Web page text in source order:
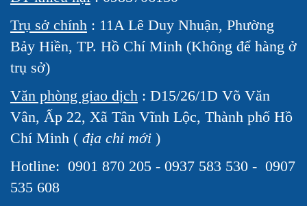
Trụ sở chính : 11A Lê Duy Nhuận, Phường
Bảy Hiền, TP. Hồ Chí Minh (Không để hàng ở
trụ sở)
Văn phòng giao dịch : D15/26/1D Võ Văn
Vân, Ấp 22, Xã Tân Vĩnh Lộc, Thành phố Hồ
Chí Minh ( địa chỉ mới )
Hotline: 0901 870 205 - 0937 583 530 - 0907
535 608